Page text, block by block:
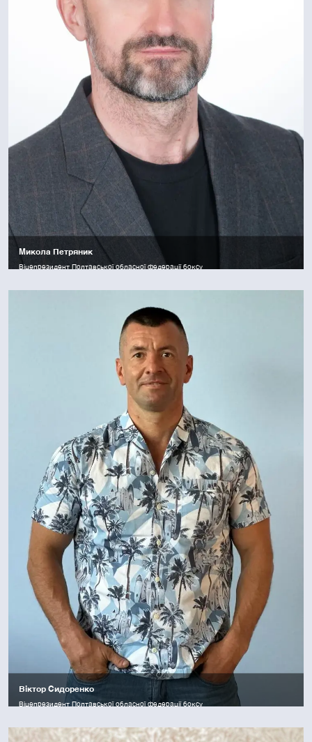
Микола Петряник
Віцепрезидент Полтавської обласної федерації боксу
Віктор Сидоренко
Віцепрезидент Полтавської обласної федерації боксу